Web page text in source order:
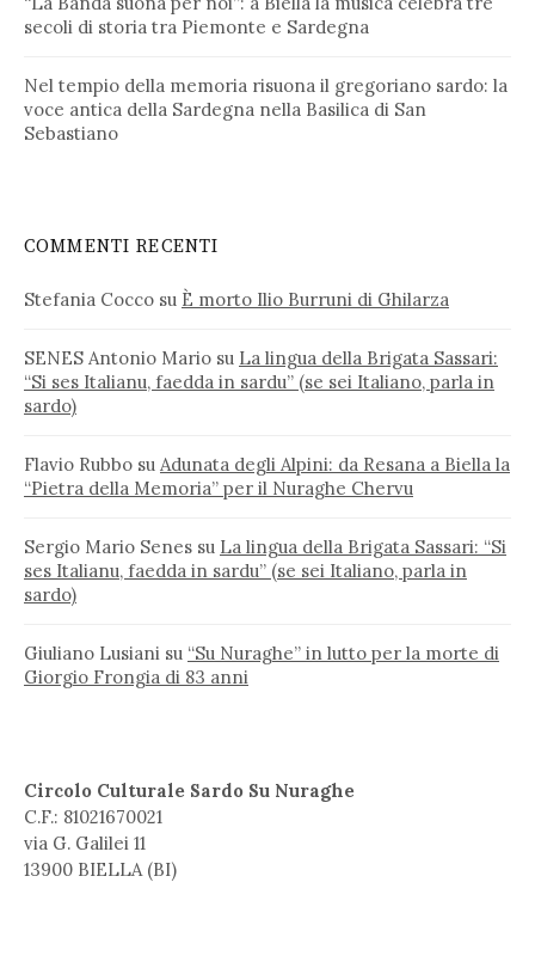
secoli di storia tra Piemonte e Sardegna
Nel tempio della memoria risuona il gregoriano sardo: la
voce antica della Sardegna nella Basilica di San
Sebastiano
COMMENTI RECENTI
Stefania Cocco su È morto Ilio Burruni di Ghilarza
SENES Antonio Mario su La lingua della Brigata Sassari:
“Si ses Italianu, faedda in sardu” (se sei Italiano, parla in
sardo)
Flavio Rubbo su Adunata degli Alpini: da Resana a Biella la
“Pietra della Memoria” per il Nuraghe Chervu
Sergio Mario Senes su La lingua della Brigata Sassari: “Si
ses Italianu, faedda in sardu” (se sei Italiano, parla in
sardo)
Giuliano Lusiani su “Su Nuraghe” in lutto per la morte di
Giorgio Frongia di 83 anni
Circolo Culturale Sardo Su Nuraghe
C.F.: 81021670021
via G. Galilei 11
13900 BIELLA (BI)